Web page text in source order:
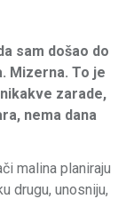
sam došao do
Mizerna. To je
zarade,
nema dana
malina planiraju
drugu, unosniju,